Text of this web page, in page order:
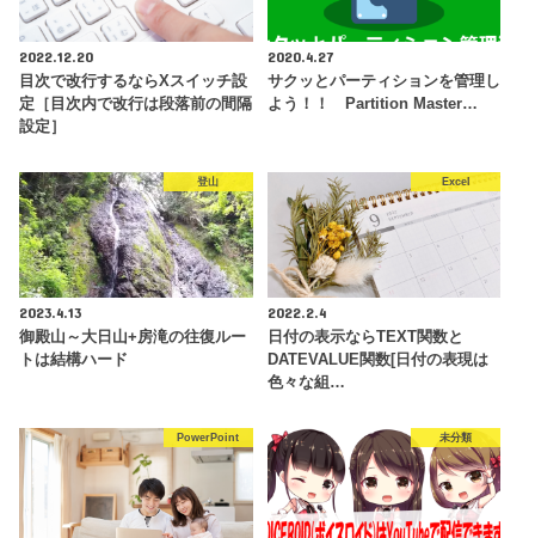
2022.12.20
目次で改行するならXスイッチ設
定［目次内で改行は段落前の間隔
設定］
2020.4.27
サクッとパーティションを管理し
よう！！ Partition Master…
登山
2023.4.13
御殿山～大日山+房滝の往復ルー
トは結構ハード
Excel
2022.2.4
日付の表示ならTEXT関数と
DATEVALUE関数[日付の表現は
色々な組…
PowerPoint 未分類